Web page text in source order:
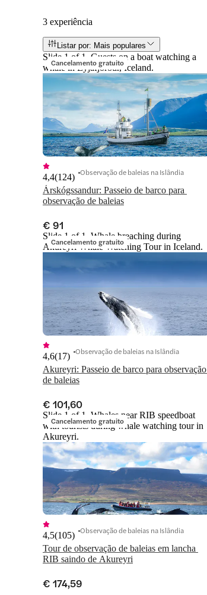
3 experiência
Listar por: Mais populares
Cancelamento gratuito
Slide 1 of 1, Guests on a boat watching a
whale in Eyjafjörður, Iceland.
Árskógssandur: Passeio de barco para
observação de baleias
4,4(124) Observação de baleias na Islândia
€ 91
Cancelamento gratuito
Slide 1 of 1, Whale breaching during
Akureyri Whale Watching Tour in Iceland.
Akureyri: Passeio de barco para observação
de baleias
4,6(17) Observação de baleias na Islândia
€ 101,60
Cancelamento gratuito
Slide 1 of 1, Whales near RIB speedboat
with tourists during whale watching tour in
Akureyri.
Tour de observação de baleias em lancha
RIB saindo de Akureyri
4,5(105) Observação de baleias na Islândia
€ 174,59